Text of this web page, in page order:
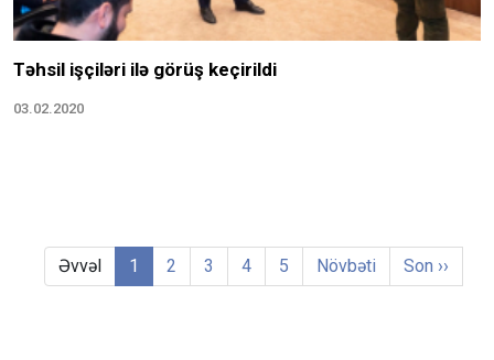
Təhsil işçiləri ilə görüş keçirildi
03.02.2020
Əvvəl 1 2 3 4 5 Növbəti Son ››